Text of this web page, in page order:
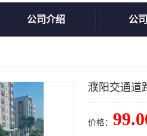
公司介绍 公
濮阳交通道
价格：